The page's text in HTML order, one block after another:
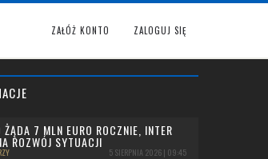
ZAŁÓŻ KONTO ZALOGUJ SIĘ
ŻĄDA 7 MLN EURO ROCZNIE, INTER
ROZWÓJ SYTUACJI
5 SIERPNIA 2026 | 09:45